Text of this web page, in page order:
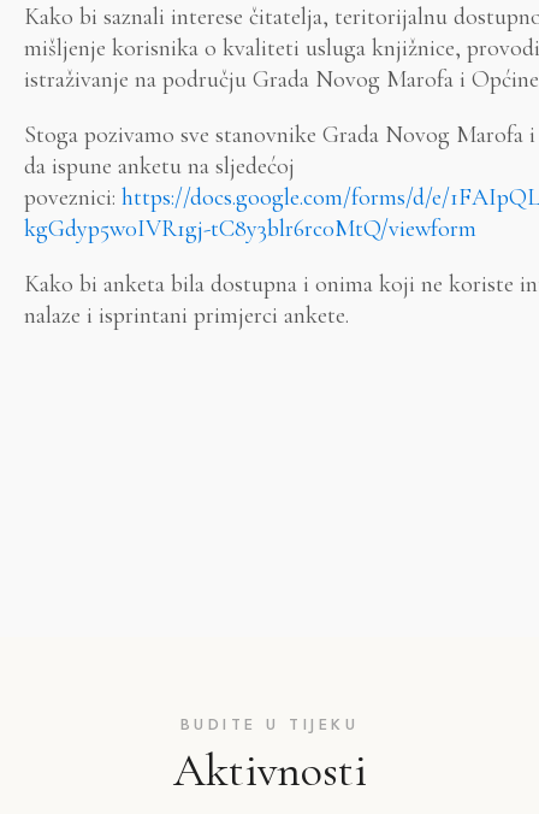
Kako bi saznali interese čitatelja, teritorijalnu
mišljenje korisnika o kvaliteti usluga knjižnice,
istraživanje na području Grada Novog Marofa i
Stoga pozivamo sve stanovnike Grada Novog
da ispune anketu na sljedećoj
poveznici: https://docs.google.com/forms/d/e/
kgGdyp5w0IVR1gj-tC8y3blr6rc0MtQ/viewform
Kako bi anketa bila dostupna i onima koji ne koriste
nalaze i isprintani primjerci ankete.
BUDITE U TIJEKU
Aktivnosti